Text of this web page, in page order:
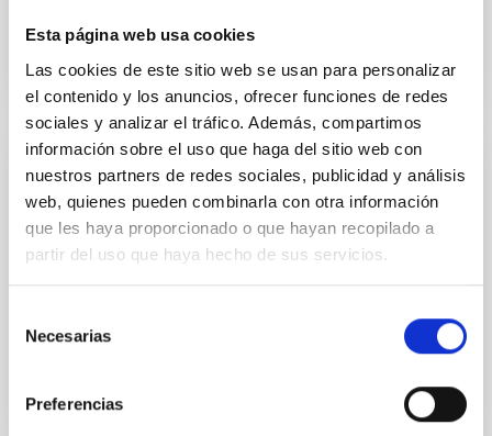
Esta página web usa cookies
Las cookies de este sitio web se usan para personalizar
el contenido y los anuncios, ofrecer funciones de redes
sociales y analizar el tráfico. Además, compartimos
información sobre el uso que haga del sitio web con
nuestros partners de redes sociales, publicidad y análisis
web, quienes pueden combinarla con otra información
que les haya proporcionado o que hayan recopilado a
partir del uso que haya hecho de sus servicios.
Necesarias
Preferencias
NOTA DE PRENSA
“108 minutos” en el GTC
Ponentes de STARMUS debaten en La Palma sobre
Fecha de publicación